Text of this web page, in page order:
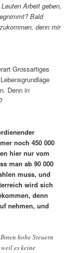
Arbeit geben,
Bald
denn mir
Grossartiges
Denn in
noch 450 000
hier nur vom
man ab 90 000
muss, und
wird sich
denn
nehmen, und
hohe Steuern
es keine